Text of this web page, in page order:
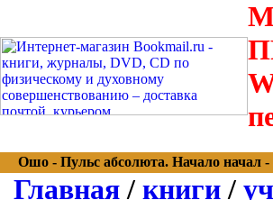
Ошо - Пульс абсолюта. Начало начал -
Главная / книги /